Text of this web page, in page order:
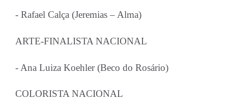
- Rafael Calça (Jeremias – Alma)
ARTE-FINALISTA NACIONAL
- Ana Luiza Koehler (Beco do Rosário)
COLORISTA NACIONAL